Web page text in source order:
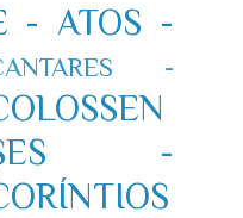
- ATOS -
-
-